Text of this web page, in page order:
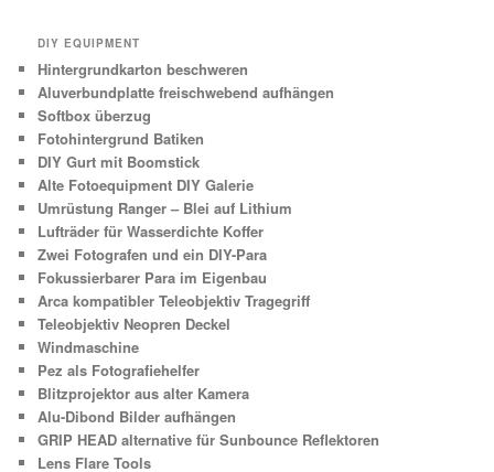
DIY EQUIPMENT
Hintergrundkarton beschweren
Aluverbundplatte freischwebend aufhängen
Softbox überzug
Fotohintergrund Batiken
DIY Gurt mit Boomstick
Alte Fotoequipment DIY Galerie
Umrüstung Ranger – Blei auf Lithium
Lufträder für Wasserdichte Koffer
Zwei Fotografen und ein DIY-Para
Fokussierbarer Para im Eigenbau
Arca kompatibler Teleobjektiv Tragegriff
Teleobjektiv Neopren Deckel
Windmaschine
Pez als Fotografiehelfer
Blitzprojektor aus alter Kamera
Alu-Dibond Bilder aufhängen
GRIP HEAD alternative für Sunbounce Reflektoren
Lens Flare Tools